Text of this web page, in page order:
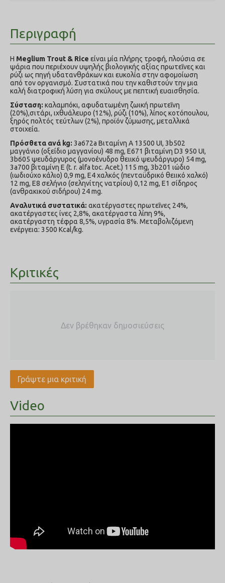
Περιγραφή
Η Meglium Trout & Rice είναι μία πλήρης τροφή, πλούσια σε
ψάρια που περιέχουν υψηλής βιολογικής αξίας πρωτεΐνες και
ρύζι ως πηγή υδατανθράκων και ευκολία στην αφομοίωση
από τον οργανισμό. Συστατικά που την καθιστούν την μια
καλή διατροφική λύση για σκύλους με πεπτική ευαισθησία.
Σύσταση: καλαμπόκι, αφυδατωμένη ζωική πρωτεΐνη
(20%),σιτάρι, ιχθυάλευρο (12%), ρύζι (10%), λίπος κοτόπουλου,
ξηρός πολτός τεύτλων(2%), προϊόν ζύμωσης, μεταλλικά
στοιχεία.
Πρόσθετα ανά kg: 3a672a Βιταμίνη A 13500 UI, 3b502
μαγγάνιο (οξείδιο μαγγανίου) 48 mg, E671 βιταμίνη D3 950 UI,
3b605 ψευδάργυρος (μονοένυδρο θειικό ψευδάργυρο) 54 mg,
3a700 βιταμίνη E (t. r. alfa toc. Acet.) 115 mg, 3b201 ιώδιο
(ιωδιούχο κάλιο) 0,9 mg, E4 χαλκός (πενταϋδρικό θειικό χαλκό)
12 mg, E8 σελήνιο (σεληνίτης νατρίου) 0,12 mg, E1 σίδηρος
(ανθρακικού σιδήρου) 24 mg.
Αναλυτικά συστατικά: ακατέργαστες πρωτεΐνες 24%,
ακατέργαστες ίνες 2,8%, ακατέργαστα λίπη 9%,
ακατέργαστη τέφρα 8,5%, υγρασία 8%. Μεταβολιζόμενη
ενέργεια: 3500 Kcal/kg.
Κριτικές
Δεν βρέθηκαν δημοσιεύσεις
Γράψτε μια κριτική
Video